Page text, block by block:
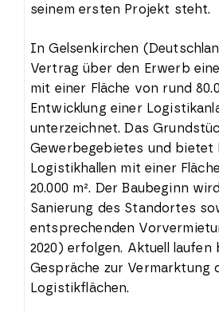
seinem ersten Projekt steht.
In Gelsenkirchen
Vertrag über den Erwerb
mit einer Fläche von rund
Entwicklung einer
unterzeichnet. Das
Gewerbegebietes und bietet
Logistikhallen mit einer
20.000 m². Der Baubeginn
Sanierung des Standortes
entsprechenden
2020) erfolgen. Aktuell
Gespräche zur Vermarktung
Logistikflächen.